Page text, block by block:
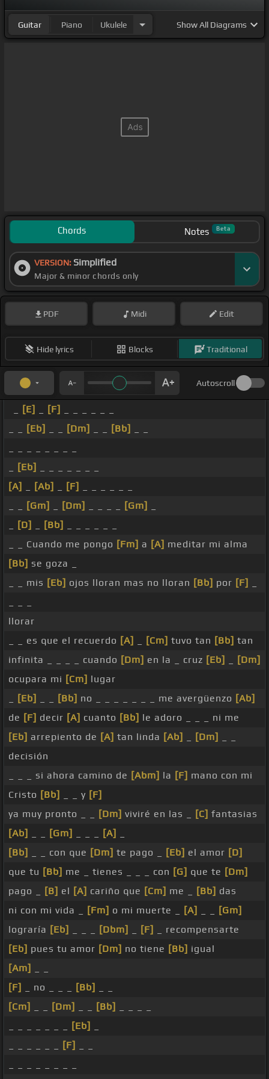
Guitar Piano Ukulele ShowAll Diagrams
Chords Notes Beta
VERSION: Simplified
Major & minor chords only
PDF Midi Edit
Hide lyrics Blocks Traditional
Autoscroll
[E] [F]
[Eb] [Dm] [Bb]
[Eb]
[A]
[Ab] [F]
[Gm] [Dm] [Gm]
[D] [Bb]
_ _ Cuando me pongo [Fm] a [A] meditar mi alma
[Bb] se goza _
_ _ mis [Eb] ojos lloran mas no lloran [Bb] por [F]
llorar
_ _ es que el recuerdo [A] [Cm] tuvo tan [Bb] tan
infinita _ _ _ _ cuando [Dm] en la _ cruz [Eb]
[Dm]
ocupara mi [Cm] lugar
[Eb] [Bb] no _ _ _ _ _ _ _ me avergüenzo [Ab]
de [F] decir [A] cuanto [Bb] le adoro _ _ _ ni me
[Eb] arrepiento de [A] tan linda [Ab] [Dm]
decisión
_ _ _ si ahora camino de [Abm] la [F] mano con mi
Cristo [Bb] _ _ y [F]
ya muy pronto _ _
[Dm] viviré en las _ [C] fantasias
[Ab]
[Gm] [A]
[Bb]
_ _ con que [Dm] te pago _ [Eb] el amor [D]
que tu [Bb] me _ tienes _ _ _ con [G] que te [Dm]
pago _
[B] el [A] cariño que [Cm] me _ [Bb] das
ni con mi vida _
[Fm] o mi muerte _ [A]
[Gm]
lograría [Eb] [Dbm] [F]
_ recompensarte
[Eb] pues tu amor [Dm] no tiene [Bb] igual
[Am]
[F]
_ no _ _ _ [Bb]
[Cm]
[Dm] [Bb]
[Eb]
[F]